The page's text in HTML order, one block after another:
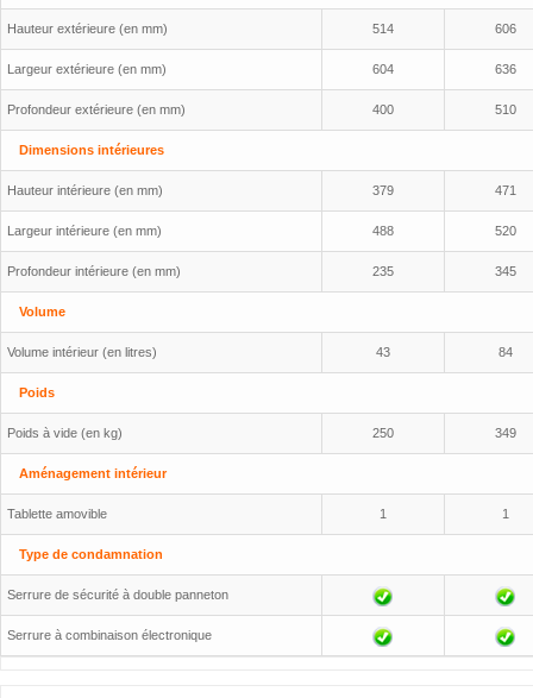
Hauteur extérieure (en mm) 514 606
Largeur extérieure (en mm) 604 636
Profondeur extérieure (en mm) 400 510
Dimensions intérieures
Hauteur intérieure (en mm) 379 471
Largeur intérieure (en mm) 488 520
Profondeur intérieure (en mm) 235 345
Volume
Volume intérieur (en litres) 43 84
Poids
Poids à vide (en kg) 250 349
Aménagement intérieur
Tablette amovible 1 1
Type de condamnation
Serrure de sécurité à double panneton
Serrure à combinaison électronique